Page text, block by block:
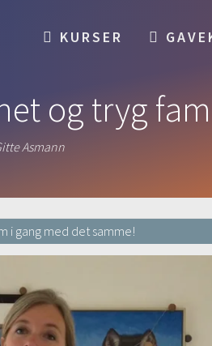
KURSER
og tryg
Asmann
i gang med det samme!